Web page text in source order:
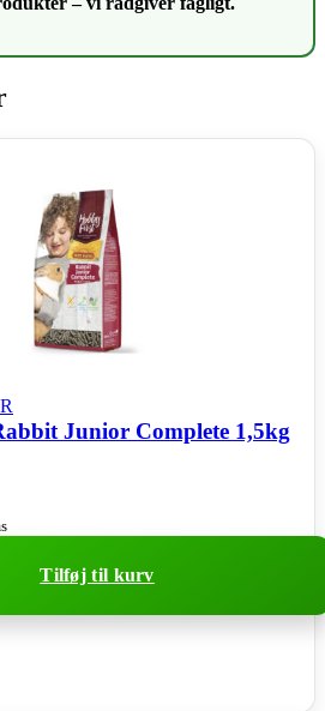
Junior Complete 1,5kg
Tilføj til kurv